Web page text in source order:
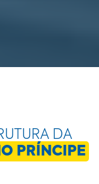
DA
PRÍNCIPE